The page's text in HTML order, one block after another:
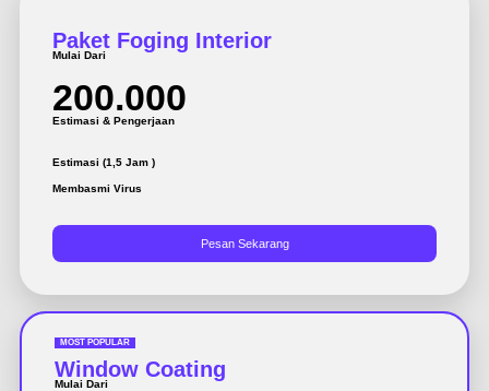
Paket Foging Interior
Mulai Dari
200.000
Estimasi & Pengerjaan
Estimasi (1,5 Jam )
Membasmi Virus
Pesan Sekarang
MOST POPULAR
Window Coating
Mulai Dari